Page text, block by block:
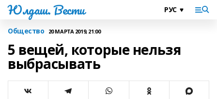
Юлдаш. Вести
Общество 20 МАРТА 2019, 21:00
5 вещей, которые нельзя
выбрасывать